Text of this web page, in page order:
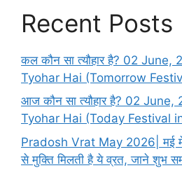
Recent Posts
कल कौन सा त्यौहार है? 02
Tyohar Hai (Tomorrow
आज कौन सा त्यौहार है? 02
Tyohar Hai (Today Festival
Pradosh Vrat May 2026| मई में
से मुक्ति मिलती है ये व्रत, जाने शुभ